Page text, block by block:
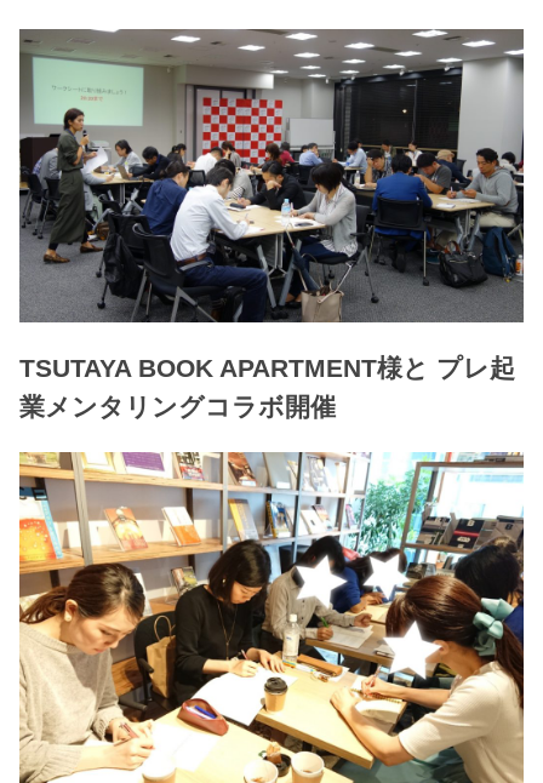
TSUTAYA BOOK APARTMENT様と プレ起
業メンタリングコラボ開催